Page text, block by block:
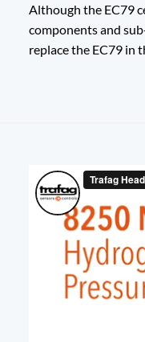
Although the EC79
components and
replace the EC79 in